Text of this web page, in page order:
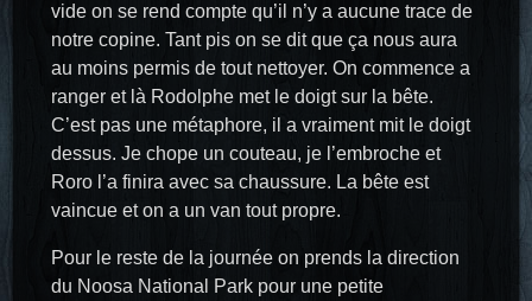
vide on se rend compte qu’il n’y a aucune trace de
notre copine. Tant pis on se dit que ça nous aura
au moins permis de tout nettoyer. On commence a
ranger et là Rodolphe met le doigt sur la bête.
C’est pas une métaphore, il a vraiment mit le doigt
dessus. Je chope un couteau, je l’embroche et
Roro l’a finira avec sa chaussure. La bête est
vaincue et on a un van tout propre.
Pour le reste de la journée on prends la direction
du Noosa National Park pour une petite